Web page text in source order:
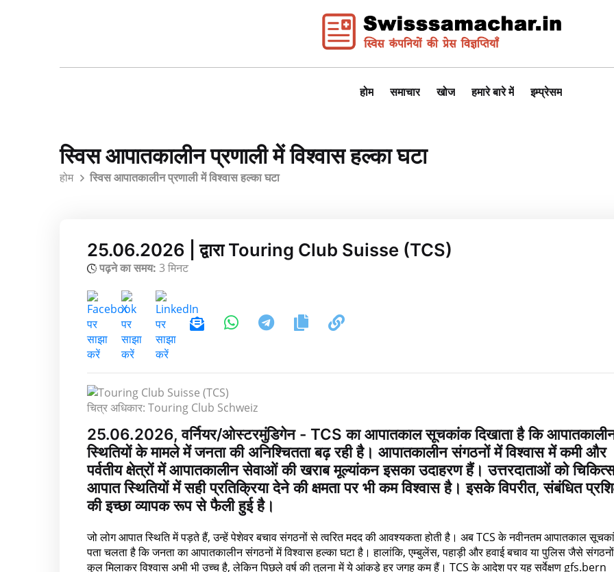
होम समाचार खोज हमारे बारे में इम्प्रेसम
स्विस आपातकालीन प्रणाली में विश्वास हल्का घटा
होम स्विस आपातकालीन प्रणाली में विश्वास हल्का घटा
25.06.2026 | द्वारा Touring Club Suisse (TCS)
पढ़ने का समय: 3 मिनट
चित्र अधिकार: Touring Club Schweiz
25.06.2026, वर्नियर/ओस्टरमुंडिगेन - TCS का आपातकाल सूचकांक दिखाता है कि
स्थितियों के मामले में जनता की अनिश्चितता बढ़ रही है। आपातकालीन संगठनों में विश्वास में कमी और
पर्वतीय क्षेत्रों में आपातकालीन सेवाओं की खराब मूल्यांकन इसका उदाहरण हैं। उत्तरदाताओं को
आपात स्थितियों में सही प्रतिक्रिया देने की क्षमता पर भी कम विश्वास है। इसके विपरीत, संबंधित
की इच्छा व्यापक रूप से फैली हुई है।
जो लोग आपात स्थिति में पड़ते हैं, उन्हें पेशेवर बचाव संगठनों से त्वरित मदद की आवश्यकता होती है। अब TCS के नवीनतम आपातकाल
पता चलता है कि जनता का आपातकालीन संगठनों में विश्वास हल्का घटा है। हालांकि, एम्बुलेंस, पहाड़ी और हवाई बचाव या पुलिस जैसे
कुल मिलाकर विश्वास अभी भी उच्च है, लेकिन पिछले वर्ष की तुलना में ये आंकड़े हर जगह कम हैं। TCS के आदेश पर यह सर्वेक्षण gfs.bern